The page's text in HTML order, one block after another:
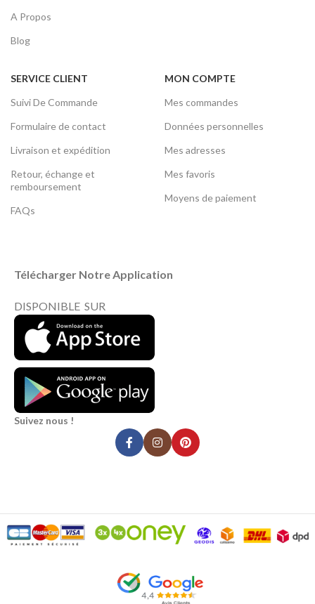
A Propos
Blog
SERVICE CLIENT
Suivi De Commande
Formulaire de contact
Livraison et expédition
Retour, échange et
remboursement
FAQs
MON COMPTE
Mes commandes
Données personnelles
Mes adresses
Mes favoris
Moyens de paiement
Télécharger Notre Application
DISPONIBLE SUR
Suivez nous !